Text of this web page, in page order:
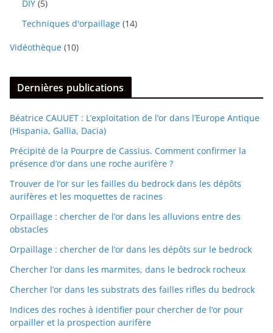
DIY (5)
Techniques d'orpaillage (14)
Vidéothèque (10)
Dernières publications
Béatrice CAUUET : L’exploitation de l’or dans l’Europe Antique
(Hispania, Gallia, Dacia)
Précipité de la Pourpre de Cassius. Comment confirmer la
présence d’or dans une roche aurifère ?
Trouver de l’or sur les failles du bedrock dans les dépôts
aurifères et les moquettes de racines
Orpaillage : chercher de l’or dans les alluvions entre des
obstacles
Orpaillage : chercher de l’or dans les dépôts sur le bedrock
Chercher l’or dans les marmites, dans le bedrock rocheux
Chercher l’or dans les substrats des failles rifles du bedrock
Indices des roches à identifier pour chercher de l’or pour
orpailler et la prospection aurifère